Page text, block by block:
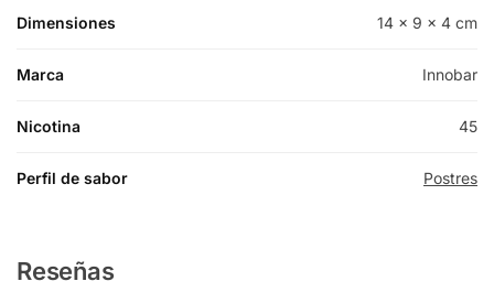
Dimensiones 14 × 9 × 4 cm
Marca Innobar
Nicotina 45
Perfil de sabor Postres
Reseñas